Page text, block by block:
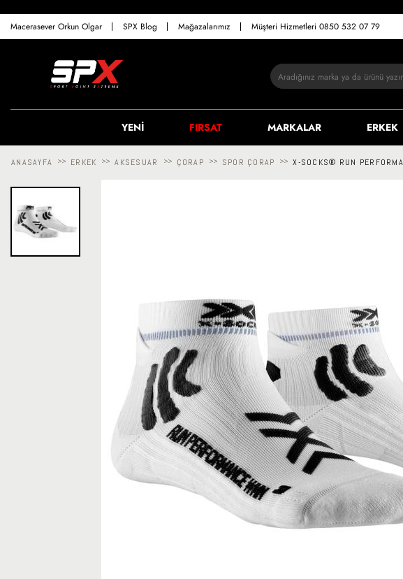
Macerasever Orkun Olgar SPX Blog Mağazalarımız Müşteri Hizmetleri 0850 532 07 79
YENİ FIRSAT MARKALAR ERKEK
ANASAYFA >> ERKEK >> AKSESUAR >> ÇORAP >> SPOR ÇORAP >> X-SOCKS® RUN